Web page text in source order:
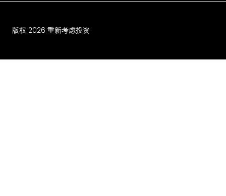
版权 2026 重新考虑投资